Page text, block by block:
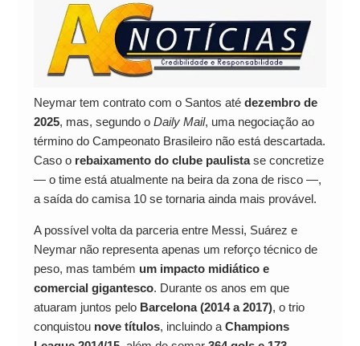
Neymar tem contrato com o Santos até dezembro de
2025, mas, segundo o Daily Mail, uma negociação ao
término do Campeonato Brasileiro não está descartada.
Caso o rebaixamento do clube paulistase concretize
— o time está atualmente na beira da zona de risco —,
a saída do camisa 10 se tornaria ainda mais provável.
A possível volta da parceria entre Messi, Suárez e
Neymar não representa apenas um reforço técnico de
peso, mas também um impacto midiático e
comercial gigantesco. Durante os anos em que
atuaram juntos pelo Barcelona (2014 a 2017), o trio
conquistou nove títulos, incluindo a Champions